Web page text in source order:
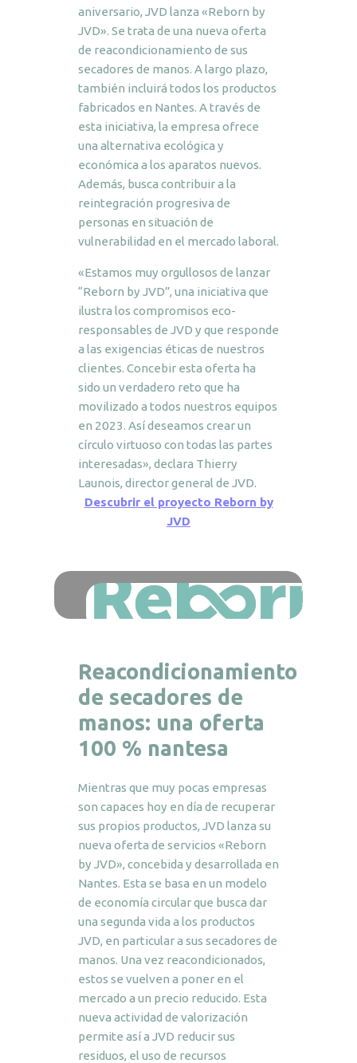
aniversario, JVD lanza «Reborn by
JVD». Se trata de una nueva oferta
de reacondicionamiento de sus
secadores de manos. A largo plazo,
también incluirá todos los productos
fabricados en Nantes. A través de
esta iniciativa, la empresa ofrece
una alternativa ecológica y
económica a los aparatos nuevos.
Además, busca contribuir a la
reintegración progresiva de
personas en situación de
vulnerabilidad en el mercado laboral.
«Estamos muy orgullosos de lanzar
“Reborn by JVD”, una iniciativa que
ilustra los compromisos eco-
responsables de JVD y que responde
a las exigencias éticas de nuestros
clientes. Concebir esta oferta ha
sido un verdadero reto que ha
movilizado a todos nuestros equipos
en 2023. Así deseamos crear un
círculo virtuoso con todas las partes
interesadas», declara Thierry
Launois, director general de JVD.
Descubrir el proyecto Reborn by
JVD
Reacondicionamiento
de secadores de
manos: una oferta
100 % nantesa
Mientras que muy pocas empresas
son capaces hoy en día de recuperar
sus propios productos, JVD lanza su
nueva oferta de servicios «Reborn
by JVD», concebida y desarrollada en
Nantes. Esta se basa en un modelo
de economía circular que busca dar
una segunda vida a los productos
JVD, en particular a sus secadores de
manos. Una vez reacondicionados,
estos se vuelven a poner en el
mercado a un precio reducido. Esta
nueva actividad de valorización
permite así a JVD reducir sus
residuos, el uso de recursos